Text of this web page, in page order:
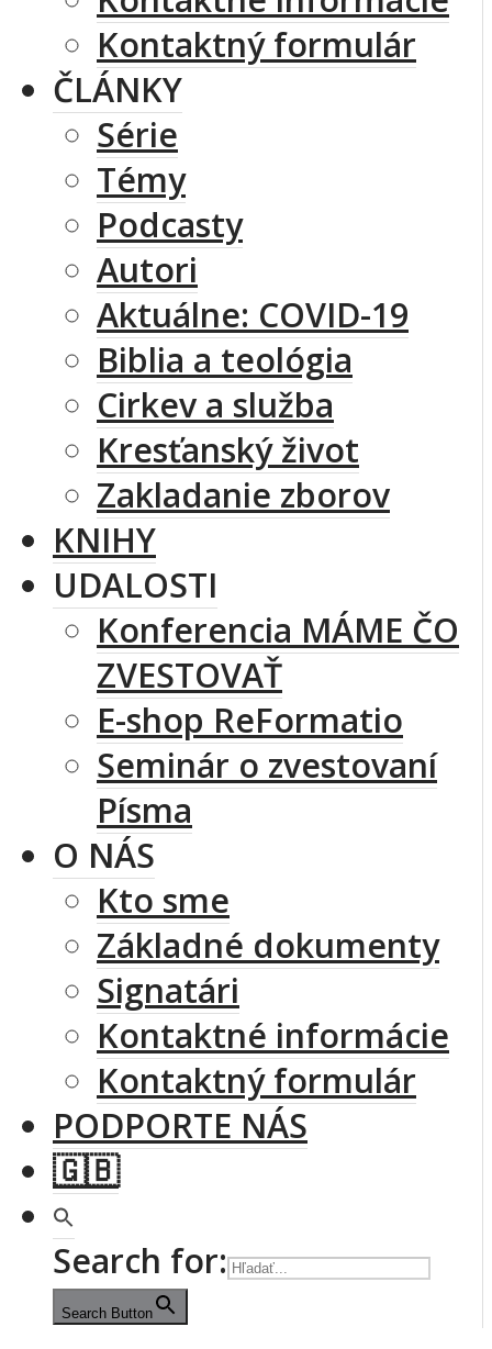
Kontaktný formulár
ČLÁNKY
Série
Témy
Podcasty
Autori
Aktuálne: COVID-19
Biblia a teológia
Cirkev a služba
Kresťanský život
Zakladanie zborov
KNIHY
UDALOSTI
Konferencia MÁME ČO
ZVESTOVAŤ
E-shop ReFormatio
Seminár o zvestovaní
Písma
O NÁS
Kto sme
Základné dokumenty
Signatári
Kontaktné informácie
Kontaktný formulár
PODPORTE NÁS
🇬🇧
Search for:
Search Button